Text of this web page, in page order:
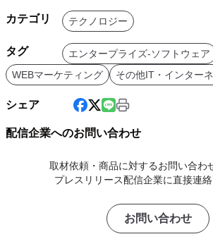
カテゴリ テクノロジー
タグ
エンタープライズ-ソフトウェア
WEBマーケティング
その他IT・インター
シェア
配信企業へのお問い合わせ
取材依頼・商品に対するお問い合わ
プレスリリース配信企業に直接連絡
お問い合わせ